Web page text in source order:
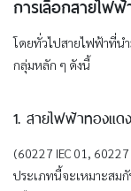
โดยทั่วไปสายไฟฟ้าที่น
กลุ่มหลัก ๆ ดังนี้
1. สายไฟฟ้าทองแ
(60227 IEC 01,
ประเภทนี้จะเหมาะสม